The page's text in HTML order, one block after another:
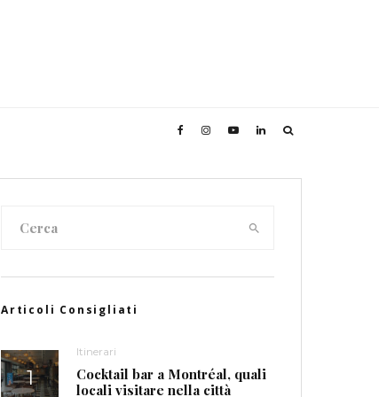
Articoli Consigliati
Itinerari
Cocktail bar a Montréal, quali
locali visitare nella città